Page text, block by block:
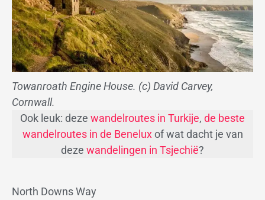
Towanroath Engine House. (c) David Carvey,
Cornwall.
Ook leuk: deze wandelroutes in Turkije, de beste
wandelroutes in de Beneluxof wat dacht je van
deze wandelingen in Tsjechië?
North Downs Way